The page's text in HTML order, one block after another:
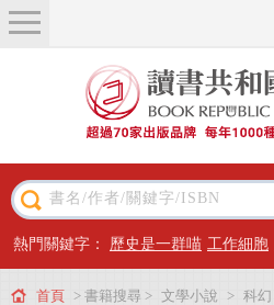
關於我們
近期新書
主題閱讀
出版專區
熱門關鍵字： 歷史是一群喵 工作細胞
首頁 > 書籍搜尋 > 文學小說 > 科